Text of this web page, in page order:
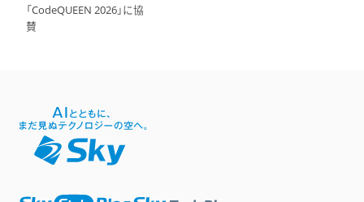
「CodeQUEEN 2026」に協
賛